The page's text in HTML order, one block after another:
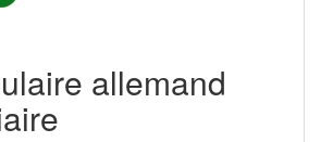
allemand